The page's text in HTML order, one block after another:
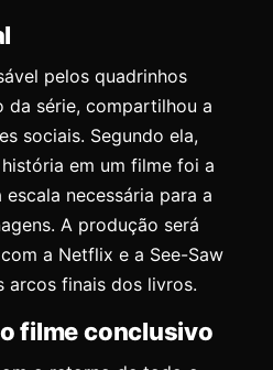
pelos quadrinhos
série, compartilhou a
sociais. Segundo ela,
em um filme foi a
necessária para a
A produção será
a Netflix e a See-Saw
arcos finais dos livros.
filme conclusivo